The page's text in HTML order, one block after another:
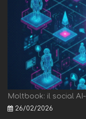
Moltbook: il social
26/02/2026